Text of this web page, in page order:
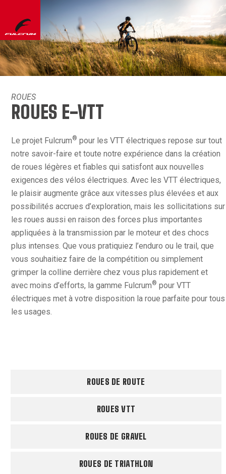
ROUES
ROUES E-VTT
Le projet Fulcrum® pour les VTT électriques repose sur tout
notre savoir-faire et toute notre expérience dans la création
de roues légères et fiables qui satisfont aux nouvelles
exigences des vélos électriques. Avec les VTT électriques,
le plaisir augmente grâce aux vitesses plus élevées et aux
possibilités accrues d’exploration, mais les sollicitations sur
les roues aussi en raison des forces plus importantes
appliquées à la transmission par le moteur et des chocs
plus intenses. Que vous pratiquiez l’enduro ou le trail, que
vous souhaitiez faire de la compétition ou simplement
grimper la colline derrière chez vous plus rapidement et
avec moins d’efforts, la gamme Fulcrum® pour VTT
électriques met à votre disposition la roue parfaite pour tous
les usages.
ROUES DE ROUTE
ROUES VTT
ROUES DE GRAVEL
ROUES DE TRIATHLON